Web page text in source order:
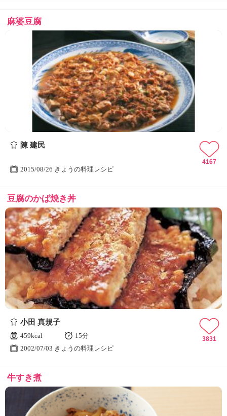
麻婆豆腐
陳 建民
2015/08/26 きょうの料理レシピ
4167
豆腐のかば焼き丼
小田 真規子
459kcal
15分
2002/07/03 きょうの料理レシピ
3831
牛すき煮